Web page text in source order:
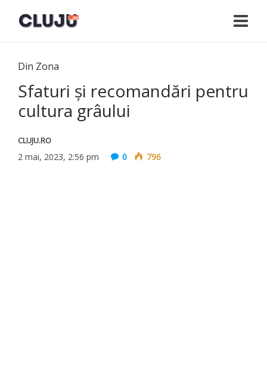
Din Zona
Sfaturi și recomandări pentru
cultura grâului
CLUJU.RO
2 mai, 2023, 2:56 pm 0 796